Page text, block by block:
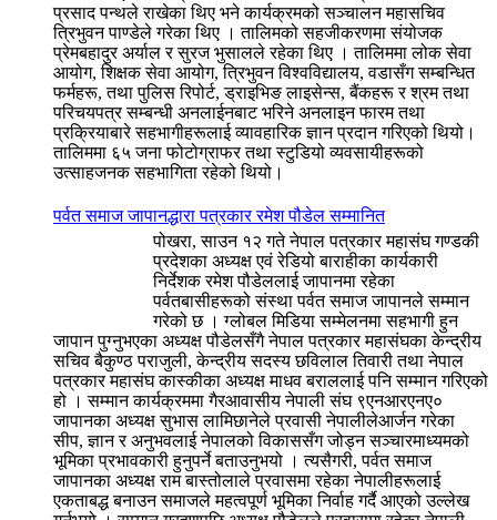
प्रसाद पन्थले राखेका थिए भने कार्यक्रमको सञ्चालन महासचिव
त्रिभुवन पाण्डेले गरेका थिए । तालिमको सहजीकरणमा संयोजक
प्रेमबहादुर अर्याल र सुरज भुसालले रहेका थिए । तालिममा लोक सेवा
आयोग, शिक्षक सेवा आयोग, त्रिभुवन विश्वविद्यालय, वडासँग सम्बन्धित
फर्महरू, तथा पुलिस रिपोर्ट, ड्राइभिङ लाइसेन्स, बैंकहरू र श्रम तथा
परिचयपत्र सम्बन्धी अनलाईनबाट भरिने अनलाइन फारम तथा
प्रक्रियाबारे सहभागीहरूलाई व्यावहारिक ज्ञान प्रदान गरिएको थियो।
तालिममा ६५ जना फोटोग्राफर तथा स्टुडियो व्यवसायीहरूको
उत्साहजनक सहभागिता रहेको थियो।
पर्वत समाज जापानद्धारा पत्रकार रमेश पौडेल सम्मानित
पोखरा, साउन १२ गते नेपाल पत्रकार महासंघ गण्डकी
प्रदेशका अध्यक्ष एवं रेडियो बाराहीका कार्यकारी
निर्देशक रमेश पौडेललाई जापानमा रहेका
पर्वतबासीहरूको संस्था पर्वत समाज जापानले सम्मान
गरेको छ । ग्लोबल मिडिया सम्मेलनमा सहभागी हुन
जापान पुग्नुभएका अध्यक्ष पौडेलसँगै नेपाल पत्रकार महासंघका केन्द्रीय
सचिव बैकुण्ठ पराजुली, केन्द्रीय सदस्य छविलाल तिवारी तथा नेपाल
पत्रकार महासंघ कास्कीका अध्यक्ष माधव बराललाई पनि सम्मान गरिएको
हो । सम्मान कार्यक्रममा गैरआवासीय नेपाली संघ ९एनआरएनए०
जापानका अध्यक्ष सुभास लामिछानेले प्रवासी नेपालीलेआर्जन गरेका
सीप, ज्ञान र अनुभवलाई नेपालको विकाससँग जोड्न सञ्चारमाध्यमको
भूमिका प्रभावकारी हुनुपर्ने बताउनुभयो । त्यसैगरी, पर्वत समाज
जापानका अध्यक्ष राम बास्तोलाले प्रवासमा रहेका नेपालीहरूलाई
एकताबद्ध बनाउन समाजले महत्वपूर्ण भूमिका निर्वाह गर्दै आएको उल्लेख